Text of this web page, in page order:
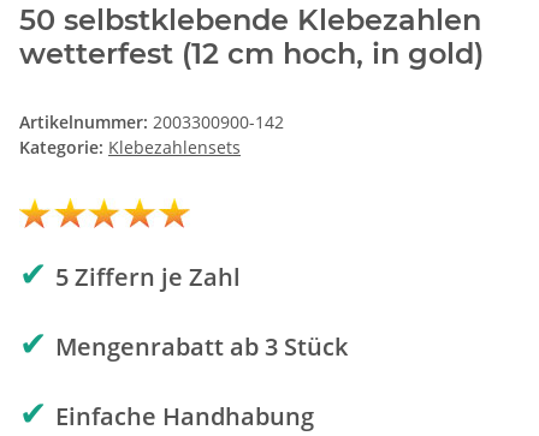
50 selbstklebende Klebezahlen
wetterfest (12 cm hoch, in gold)
Artikelnummer: 2003300900-142
Kategorie: Klebezahlensets
✔ 5 Ziffern je Zahl
✔ Mengenrabatt ab 3 Stück
✔ Einfache Handhabung